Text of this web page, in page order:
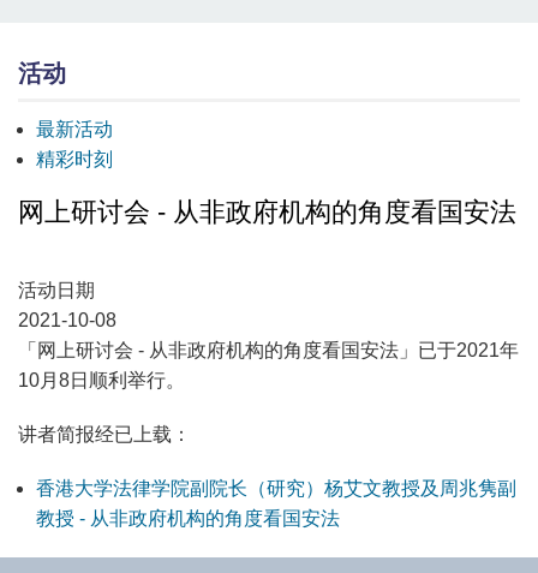
活动
最新活动
精彩时刻
网上研讨会 - 从非政府机构的角度看国安法
活动日期
2021-10-08
「网上研讨会 - 从非政府机构的角度看国安法」已于2021年
10月8日顺利举行。
讲者简报经已上载：
香港大学法律学院副院长（研究）杨艾文教授及周兆隽副
教授 - 从非政府机构的角度看国安法